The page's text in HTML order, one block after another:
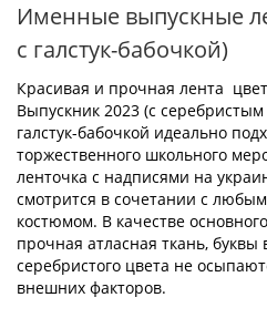
Именные выпускные
с галстук-бабочкой)
Красивая и прочная лента
Выпускник 2023 (с
галстук-бабочкой идеально
торжественного школьного
ленточка с надписями на
смотрится в сочетании с
костюмом. В качестве
прочная атласная ткань,
серебристого цвета не
внешних факторов.